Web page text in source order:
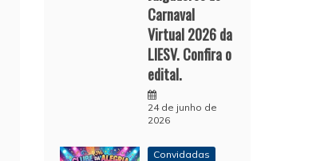
Carnaval
Virtual 2026 da
LIESV. Confira o
edital.
24 de junho de
2026
Convidadas